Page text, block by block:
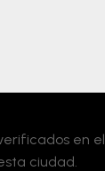
en
ciudad.